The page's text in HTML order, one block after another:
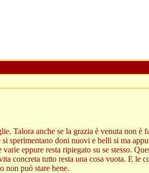
Talora anche se la grazia è venuta non è
sperimentano doni nuovi e belli si ma
eppure resta ripiegato su se stesso.
concreta tutto resta una cosa vuota. E le
non può stare bene.